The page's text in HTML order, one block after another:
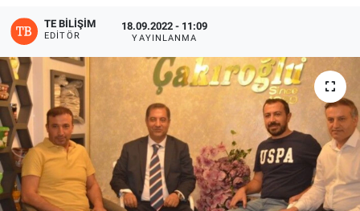
TE BILIŞIM
EDITÖR
18.09.2022 - 11:09
YAYINLANMA